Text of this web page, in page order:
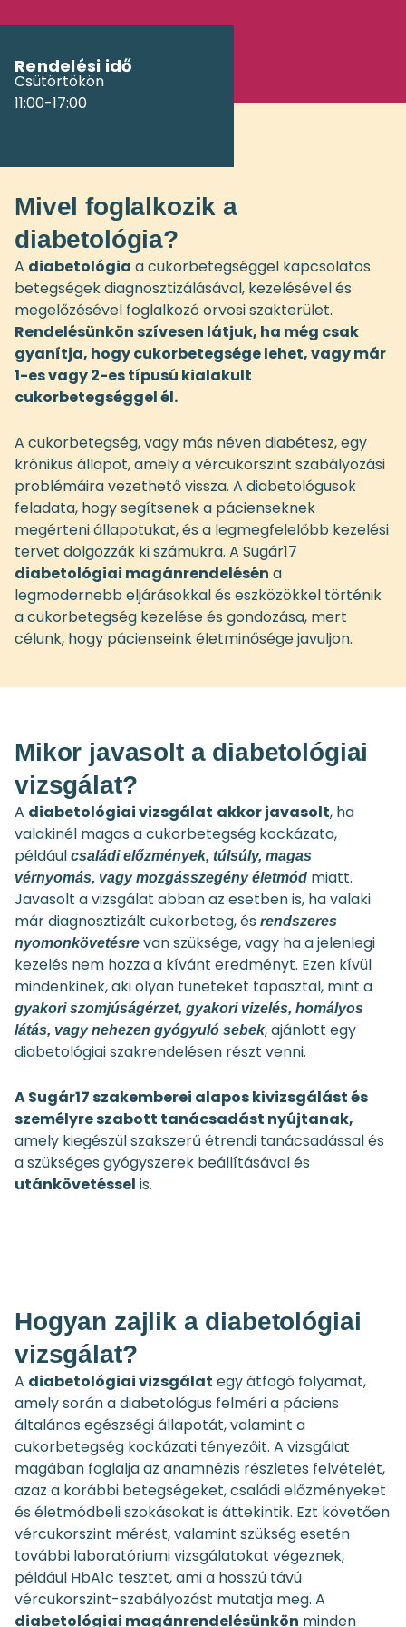
Rendelési idő
Csütörtökön
11:00-17:00
Mivel foglalkozik a
diabetológia?
A diabetológia a cukorbetegséggel kapcsolatos
betegségek diagnosztizálásával, kezelésével és
megelőzésével foglalkozó orvosi szakterület.
Rendelésünkön szívesen látjuk, ha még csak
gyanítja, hogy cukorbetegsége lehet, vagy már
1-es vagy 2-es típusú kialakult
cukorbetegséggel él.
A cukorbetegség, vagy más néven diabétesz, egy
krónikus állapot, amely a vércukorszint szabályozási
problémáira vezethető vissza. A diabetológusok
feladata, hogy segítsenek a pácienseknek
megérteni állapotukat, és a legmegfelelőbb kezelési
tervet dolgozzák ki számukra. A Sugár17
diabetológiai magánrendelésén a
legmodernebb eljárásokkal és eszközökkel történik
a cukorbetegség kezelése és gondozása, mert
célunk, hogy pácienseink életminősége javuljon.
Mikor javasolt a diabetológiai
vizsgálat?
A diabetológiai vizsgálat akkor javasolt, ha
valakinél magas a cukorbetegség kockázata,
például családi előzmények, túlsúly, magas
vérnyomás, vagy mozgásszegény életmód miatt.
Javasolt a vizsgálat abban az esetben is, ha valaki
már diagnosztizált cukorbeteg, és rendszeres
nyomonkövetésre van szüksége, vagy ha a jelenlegi
kezelés nem hozza a kívánt eredményt. Ezen kívül
mindenkinek, aki olyan tüneteket tapasztal, mint a
gyakori szomjúságérzet, gyakori vizelés, homályos
látás, vagy nehezen gyógyuló sebek, ajánlott egy
diabetológiai szakrendelésen részt venni.
A Sugár17 szakemberei alapos kivizsgálást és
személyre szabott tanácsadást nyújtanak,
amely kiegészül szakszerű étrendi tanácsadással és
a szükséges gyógyszerek beállításával és
utánkövetéssel is.
Hogyan zajlik a diabetológiai
vizsgálat?
A diabetológiai vizsgálat egy átfogó folyamat,
amely során a diabetológus felméri a páciens
általános egészségi állapotát, valamint a
cukorbetegség kockázati tényezőit. A vizsgálat
magában foglalja az anamnézis részletes felvételét,
azaz a korábbi betegségeket, családi előzményeket
és életmódbeli szokásokat is áttekintik. Ezt követően
vércukorszint mérést, valamint szükség esetén
további laboratóriumi vizsgálatokat végeznek,
például HbA1c tesztet, ami a hosszú távú
vércukorszint-szabályozást mutatja meg. A
diabetológiai magánrendelésünkön minden